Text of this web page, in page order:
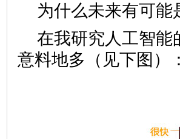
为什么未来有可能
在我研究人工智能
意料地多（见下图）：